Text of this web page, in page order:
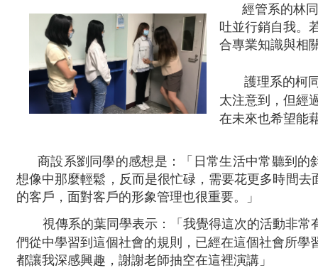
經管系的林
吐並行銷自我。
合專業知識與相
護理系的柯
太注意到，但經
在未來也希望能
商設系劉同學的感想是：「日常生活中常聽到的
想像中那麼輕鬆，反而是很忙碌，需要花更多時間去
的客戶，面對客戶的形象管理也很重要。」
視傳系的葉同學表示：「我覺得這次的活動非常
們從中學習到這個社會的規則，已經在這個社會所學
都讓我深感興趣，謝謝老師抽空在這裡演講」